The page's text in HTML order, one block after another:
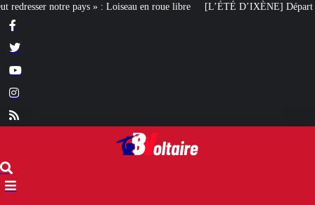
en roue libre [L’ÉTÉ D’IXÈNE] Départ en vacances